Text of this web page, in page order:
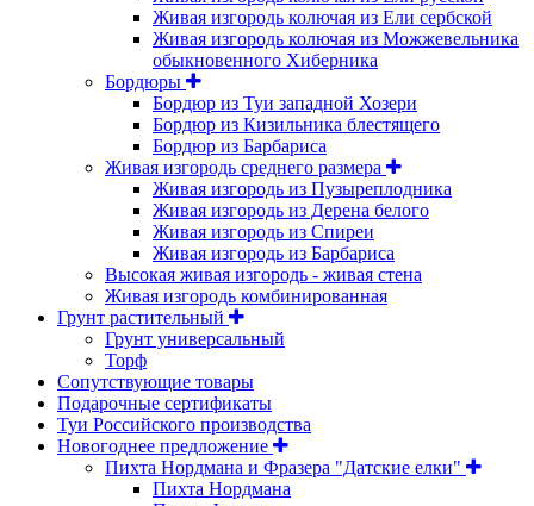
Живая изгородь колючая из Ели сербской
Живая изгородь колючая из Можжевельника
обыкновенного Хиберника
Бордюры
Бордюр из Туи западной Хозери
Бордюр из Кизильника блестящего
Бордюр из Барбариса
Живая изгородь среднего размера
Живая изгородь из Пузыреплодника
Живая изгородь из Дерена белого
Живая изгородь из Спиреи
Живая изгородь из Барбариса
Высокая живая изгородь - живая стена
Живая изгородь комбинированная
Грунт растительный
Грунт универсальный
Торф
Сопутствующие товары
Подарочные сертификаты
Туи Российского производства
Новогоднее предложение
Пихта Нордмана и Фразера "Датские елки"
Пихта Нордмана